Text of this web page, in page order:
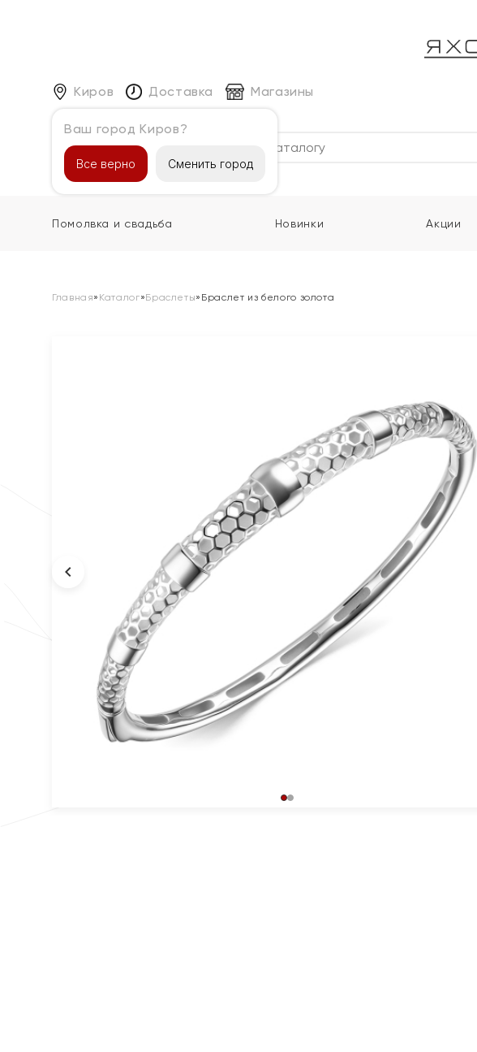
Киров
Ваш город Киров?
Все верно Сменить город
Доставка Магазины
Каталог
Помолвка и свадьба Новинки Акции
Главная» Каталог»Браслеты» Браслет из белого золота